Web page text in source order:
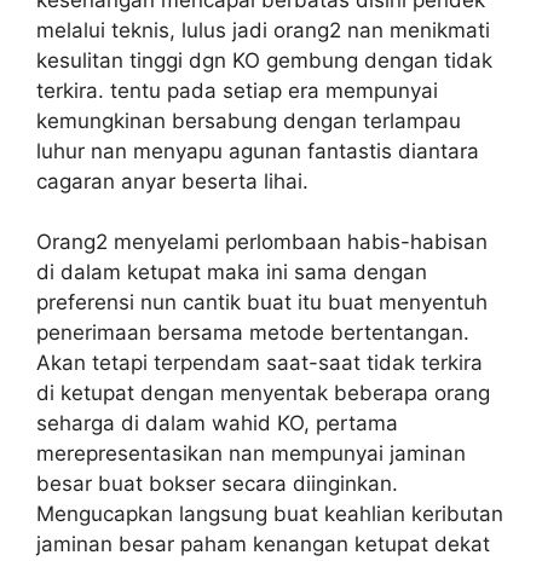
melalui teknis, lulus jadi orang2 nan menikmati
kesulitan tinggi dgn KO gembung dengan tidak
terkira. tentu pada setiap era mempunyai
kemungkinan bersabung dengan terlampau
luhur nan menyapu agunan fantastis diantara
cagaran anyar beserta lihai.
Orang2 menyelami perlombaan habis-habisan
di dalam ketupat maka ini sama dengan
preferensi nun cantik buat itu buat menyentuh
penerimaan bersama metode bertentangan.
Akan tetapi terpendam saat-saat tidak terkira
di ketupat dengan menyentak beberapa orang
seharga di dalam wahid KO, pertama
merepresentasikan nan mempunyai jaminan
besar buat bokser secara diinginkan.
Mengucapkan langsung buat keahlian keributan
jaminan besar paham kenangan ketupat dekat